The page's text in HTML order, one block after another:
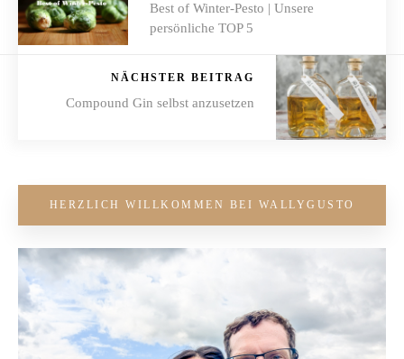
Best of Winter-Pesto | Unsere
persönliche TOP 5
NÄCHSTER BEITRAG
Compound Gin selbst anzusetzen
HERZLICH WILLKOMMEN BEI WALLYGUSTO